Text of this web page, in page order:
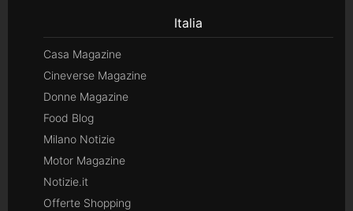
Italia
Casa Magazine
Cineverse Magazine
Donne Magazine
Food Blog
Milano Notizie
Motor Magazine
Notizie.it
Offerte Shopping